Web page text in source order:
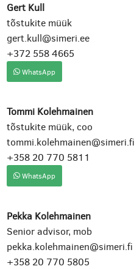
Gert Kull
tõstukite müük
gert.kull@simeri.ee
+372 558 4665
WhatsApp
Tommi Kolehmainen
tõstukite müük, coo
tommi.kolehmainen@simeri.fi
+358 20 770 5811
WhatsApp
Pekka Kolehmainen
Senior advisor, mob
pekka.kolehmainen@simeri.fi
+358 20 770 5805